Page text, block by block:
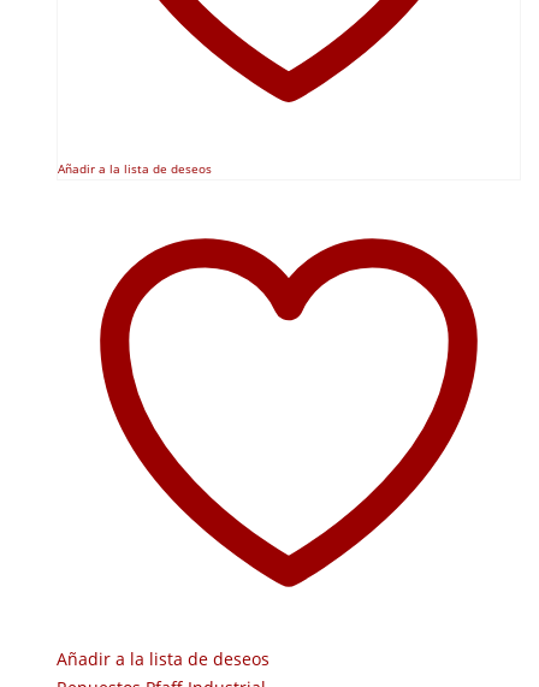
Añadir a la lista de deseos
Añadir a la lista de deseos